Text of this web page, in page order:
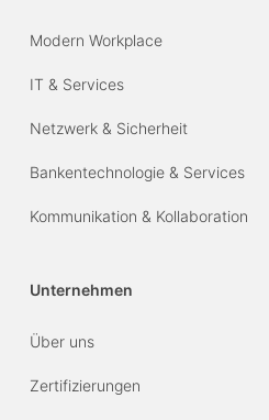
Modern Workplace
IT & Services
Netzwerk & Sicherheit
Bankentechnologie & Services
Kommunikation & Kollaboration
Unternehmen
Über uns
Zertifizierungen